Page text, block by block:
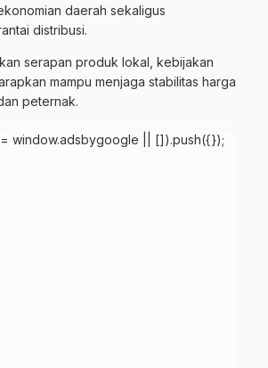
daerah sekaligus
distribusi.
serapan produk lokal, kebijakan
mampu menjaga stabilitas harga
peternak.
window.adsbygoogle || []).push({});